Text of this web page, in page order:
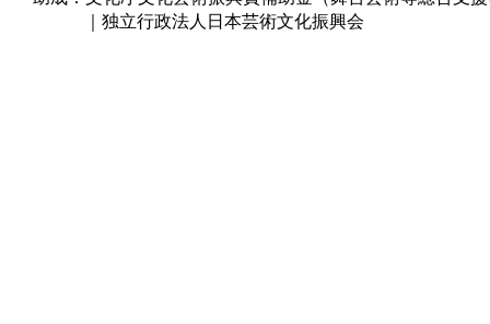
｜独立行政法人日本芸術文化振興会